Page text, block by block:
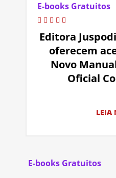
E-books Gratuitos
Editora
oferecem
Novo
Oficial
LEIA
E-books Gratuitos